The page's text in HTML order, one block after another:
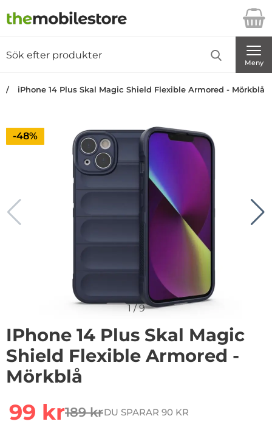
Startsidan för Danira Telecom AB
Meny
iPhone 14 Plus Skal Magic Shield Flexible Armored - Mörkblå
Priset är nedsatt med
-48%
1/9
IPhone 14 Plus Skal Magic
Shield Flexible Armored -
Mörkblå
rea pris
99 krtidigare pris
189 krDU SPARAR 90 KR